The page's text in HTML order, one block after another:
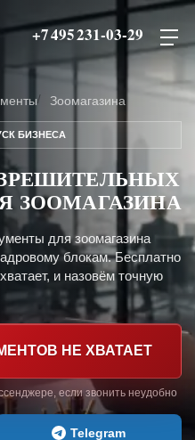
+7 495 231-03-29
Зоомагазина
БИЗНЕСА
ЗООМАГАЗИНА
для зоомагазина
блокам. Бесплатно
и назовём точную
НЕ ХВАТАЕТ
если звонить неудобно
Telegram